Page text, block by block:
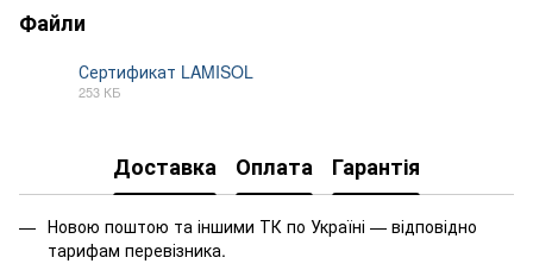
Файли
Сертификат LAMISOL
253 КБ
Доставка Оплата Гарантія
Новою поштою та іншими ТК по Україні — відповідно
тарифам перевізника.